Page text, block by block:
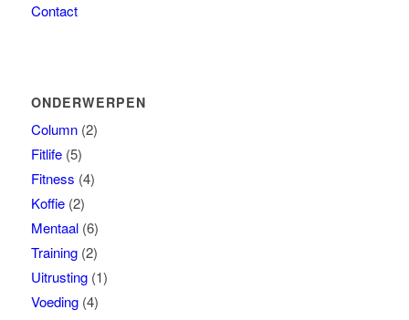
Contact
ONDERWERPEN
Column(2)
Fitlife(5)
Fitness (4)
Koffie(2)
Mentaal(6)
Training(2)
Uitrusting(1)
Voeding(4)